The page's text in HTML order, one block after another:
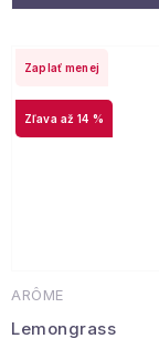
ARÔME
Lemongrass
až 14 %
Zaplať menej